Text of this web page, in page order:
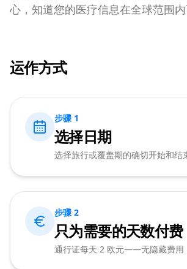
心，知道您的医疗信息在全球范围内
运作方式
步骤 1
选择日期
选择旅行或覆盖期的确切开始和结
步骤 2
只为需要的天数付费
通行证每天 2 欧元——无隐藏费用